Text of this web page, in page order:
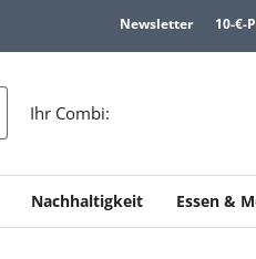
Newsletter 10-€-
Ihr Combi:
Nachhaltigkeit Essen &